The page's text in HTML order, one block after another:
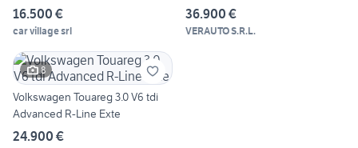
16.500 €
car village srl
36.900 €
VERAUTO S.R.L.
8
Volkswagen Touareg 3.0 V6 tdi
Advanced R-Line Exte
24.900 €